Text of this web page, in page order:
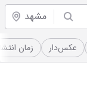
مشهد
عکس‌دار زمان